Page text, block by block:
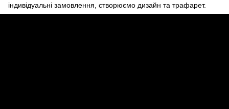
індивідуальні замовлення, створюємо дизайн та трафарет.